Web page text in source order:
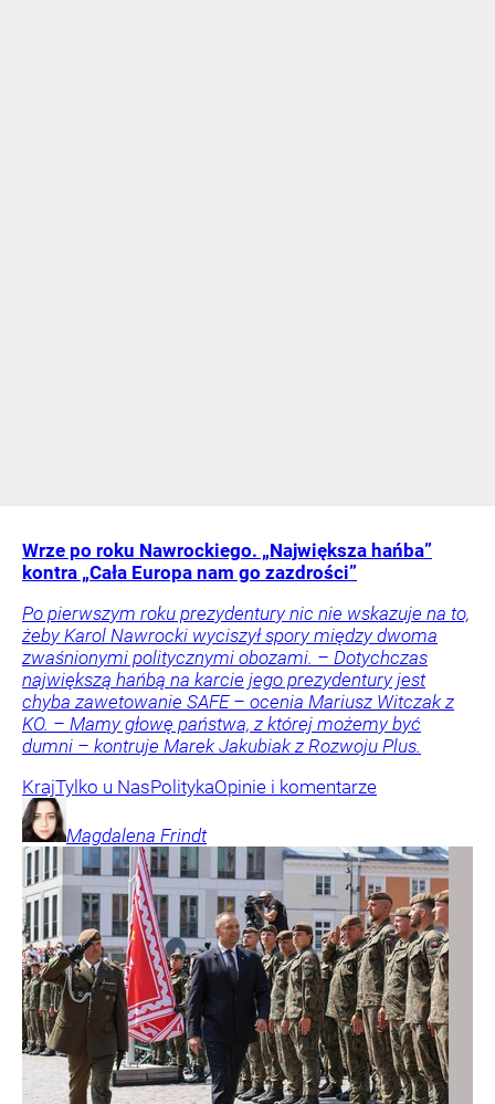
Wrze po roku Nawrockiego. „Największa hańba”
kontra „Cała Europa nam go zazdrości”
Po pierwszym roku prezydentury nic nie wskazuje na to,
żeby Karol Nawrocki wyciszył spory między dwoma
zwaśnionymi politycznymi obozami. – Dotychczas
największą hańbą na karcie jego prezydentury jest
chyba zawetowanie SAFE – ocenia Mariusz Witczak z
KO. – Mamy głowę państwa, z której możemy być
dumni – kontruje Marek Jakubiak z Rozwoju Plus.
KrajTylko u NasPolitykaOpinie i komentarze
Magdalena Frindt